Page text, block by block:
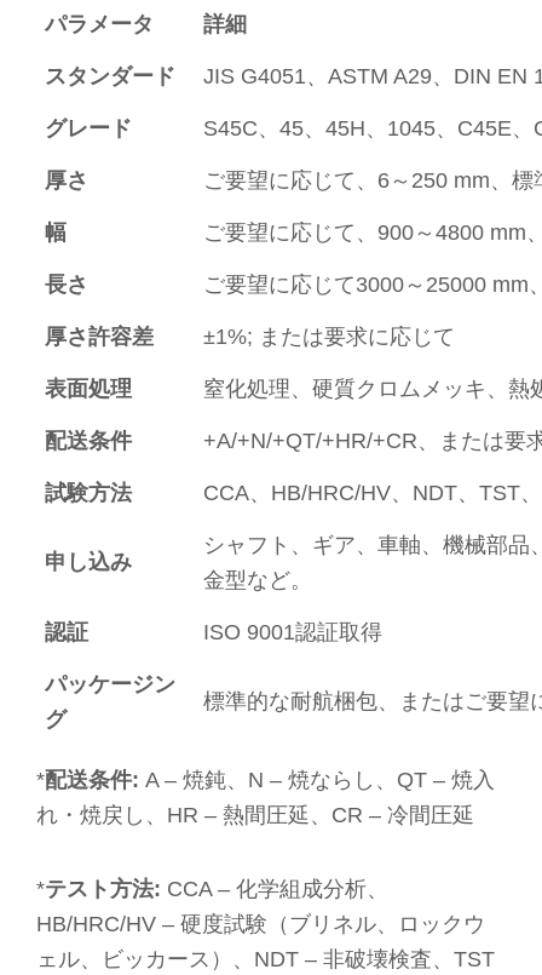
パラメータ 詳細
スタンダード JIS G4051、ASTM A29、DIN EN
グレード S45C、45、45H、1045、C45E、
厚さ ご要望に応じて、6～250 mm、
幅 ご要望に応じて、900～4800 mm
長さ ご要望に応じて3000～25000 mm
厚さ許容差 ±1%; または要求に応じて
表面処理 窒化処理、硬質クロムメッキ、
配送条件 +A/+N/+QT/+HR/+CR、または要
試験方法 CCA、HB/HRC/HV、NDT、TST
申し込み
シャフト、ギア、車軸、機械部
金型など。
認証 ISO 9001認証取得
パッケージン
グ
標準的な耐航梱包、またはご要望
*配送条件: A – 焼鈍、N – 焼ならし、QT – 焼入
れ・焼戻し、HR – 熱間圧延、CR – 冷間圧延
*テスト方法: CCA – 化学組成分析、
HB/HRC/HV – 硬度試験（ブリネル、ロックウ
ェル、ビッカース）、NDT – 非破壊検査、TST